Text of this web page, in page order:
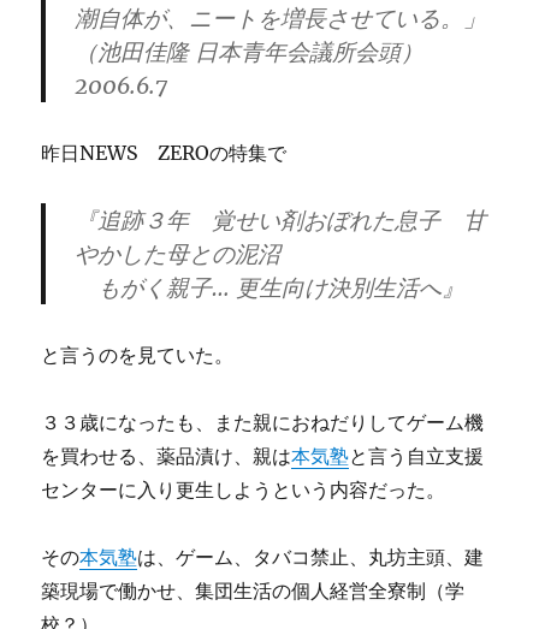
潮自体が、ニートを増長させている。」
（池田佳隆 日本青年会議所会頭）
2006.6.7
昨日NEWS ZEROの特集で
『追跡３年 覚せい剤おぼれた息子 甘
やかした母との泥沼
もがく親子… 更生向け決別生活へ』
と言うのを見ていた。
３３歳になったも、また親におねだりしてゲーム機
を買わせる、薬品漬け、親は本気塾と言う自立支援
センターに入り更生しようという内容だった。
その本気塾は、ゲーム、タバコ禁止、丸坊主頭、建
築現場で働かせ、集団生活の個人経営全寮制（学
校？）